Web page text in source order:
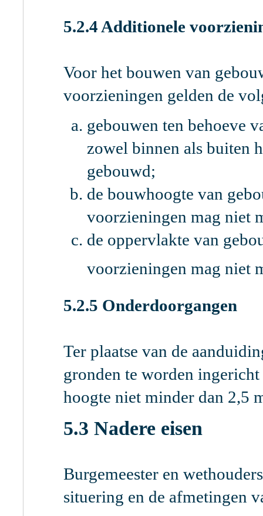
5.2.4 Additionele
Voor het bouwen van
voorzieningen gelden de
gebouwen ten behoeve
zowel binnen als buiten
gebouwd;
de bouwhoogte van
voorzieningen mag niet
de oppervlakte van
voorzieningen mag niet
5.2.5 Onderdoorgangen
Ter plaatse van de
gronden te worden
hoogte niet minder dan 2,5
5.3 Nadere eisen
Burgemeester en
situering en de afmetingen